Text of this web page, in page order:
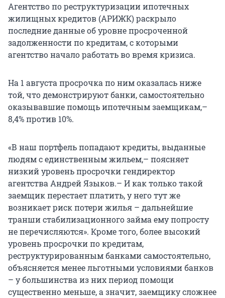
Агентство по реструктуризации ипотечных
жилищных кредитов (АРИЖК) раскрыло
последние данные об уровне просроченной
задолженности по кредитам, с которыми
агентство начало работать во время кризиса.
На 1 августа просрочка по ним оказалась ниже
той, что демонстрируют банки, самостоятельно
оказывавшие помощь ипотечным заемщикам,–
8,4% против 10%.
«В наш портфель попадают кредиты, выданные
людям с единственным жильем,– поясняет
низкий уровень просрочки гендиректор
агентства Андрей Языков.– И как только такой
заемщик перестает платить, у него тут же
возникает риск потери жилья – дальнейшие
транши стабилизационного займа ему попросту
не перечисляются». Кроме того, более высокий
уровень просрочки по кредитам,
реструктурированным банками самостоятельно,
объясняется менее льготными условиями банков
– у большинства из них период помощи
существенно меньше, а значит, заемщику сложнее